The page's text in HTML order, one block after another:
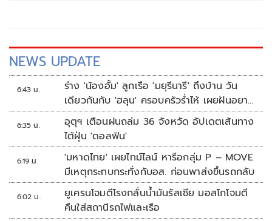
NEWS UPDATE
6:43 น.
ร่าง 'น้องอั้ม' ลูกเรือ 'มยุรีนารี' ถึงบ้าน วัน
เดียวกันกับ 'ฮลุน' ครอบครัวร่ำไห้ เผยฝันอยาก
เป็นทหารเรือ
6:35 น.
อุตุฯ เตือนฝนถล่ม 36 จังหวัด อัปเดตเส้นทาง
ไต้ฝุ่น 'ดอลฟิน'
6:19 น.
'มหาดไทย' เผยไทม์ไลน์ หารือกลุ่ม P – MOVE
มีเหตุกระทบกระทั่งกับอส. ก่อนพาส่งขึ้นรถกลับ
6:02 น.
ยูเครนโจมตีโรงกลั่นน้ำมันรัสเซีย มอสโกโจมตี
คืนใส่สถานีรถไฟและเรือ